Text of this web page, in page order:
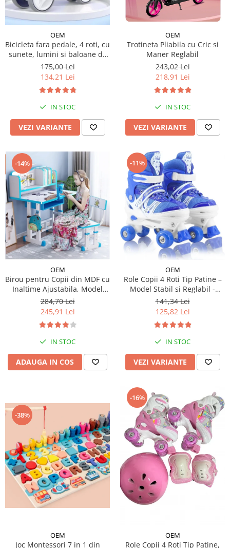
Micul explorator
Pictura, modelaj si accesorii
Tarc joaca copii
Tarc joaca bebe
Tarc joaca cu bile
Corturi copii
OEM
Bicicleta fara pedale, 4 roti, cu
sunete, lumini si baloane de
sapun
175,00 Lei
134,21 Lei
IN STOC
VEZI VARIANTE
OEM
Trotineta Pliabila cu Cric si
Maner Reglabil
243,02 Lei
218,91 Lei
IN STOC
VEZI VARIANTE
-14%
OEM
Birou pentru Copii din MDF cu
Inaltime Ajustabila, Model
Astronaut
284,70 Lei
245,91 Lei
IN STOC
ADAUGA IN COS
-11%
OEM
Role Copii 4 Roti Tip Patine –
Model Stabil si Reglabil -
Albastru
141,34 Lei
125,82 Lei
IN STOC
VEZI VARIANTE
-38%
OEM
Joc Montessori 7 in 1 din
-16%
OEM
Role Copii 4 Roti Tip Patine,